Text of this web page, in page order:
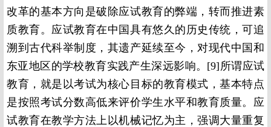
改革的基本方向是破除应试教育的弊端，转而推进素
质教育。应试教育在中国具有悠久的历史传统，可追
溯到古代科举制度，其遗产延续至今，对现代中国和
东亚地区的学校教育实践产生深远影响。 [9]所谓应试
教育，就是以考试为核心目标的教育模式，基本特点
是按照考试分数高低来评价学生水平和教育质量。应
试教育在教学方法上以机械记忆为主，强调大量重复